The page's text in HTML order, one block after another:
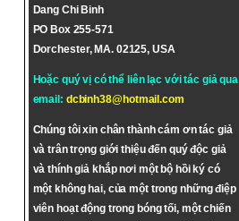
Dang Chi Binh
PO Box 255-571
Dorchester, MA. 02125, USA
Hoặc quý vị có thể liên lạc với tác giả qua
email: dcbinh38@hotmail.com
Chúng tôi xin chân thành cám ơn tác giả
và trân trọng giới thiệu đến quý độc giả
và thính giả khắp nơi một bộ hồi ký có
một không hai, của một trong những điệp
viên hoạt động trong bóng tối, một chiến